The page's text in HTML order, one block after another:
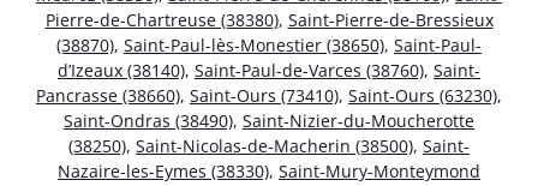
Pierre-de-Chartreuse (38380), Saint-Pierre-de-Bressieux
(38870), Saint-Paul-lès-Monestier (38650), Saint-Paul-
d’Izeaux (38140), Saint-Paul-de-Varces (38760), Saint-
Pancrasse (38660), Saint-Ours (73410), Saint-Ours (63230),
Saint-Ondras (38490), Saint-Nizier-du-Moucherotte
(38250), Saint-Nicolas-de-Macherin (38500), Saint-
Nazaire-les-Eymes (38330), Saint-Mury-Monteymond